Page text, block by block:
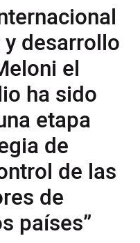
desarrollo
el
ha sido
etapa
de
de las
de
países”